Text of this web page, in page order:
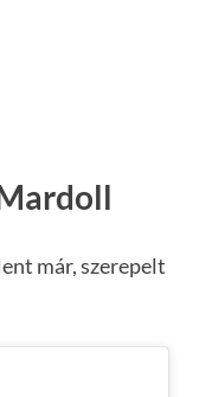
már, szerepelt